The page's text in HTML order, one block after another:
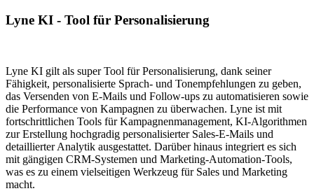
Lyne KI - Tool für Personalisierung
Lyne KI gilt als super Tool für Personalisierung, dank seiner
Fähigkeit, personalisierte Sprach- und Tonempfehlungen zu geben,
das Versenden von E-Mails und Follow-ups zu automatisieren sowie
die Performance von Kampagnen zu überwachen. Lyne ist mit
fortschrittlichen Tools für Kampagnenmanagement, KI-Algorithmen
zur Erstellung hochgradig personalisierter Sales-E-Mails und
detaillierter Analytik ausgestattet. Darüber hinaus integriert es sich
mit gängigen CRM-Systemen und Marketing-Automation-Tools,
was es zu einem vielseitigen Werkzeug für Sales und Marketing
macht.